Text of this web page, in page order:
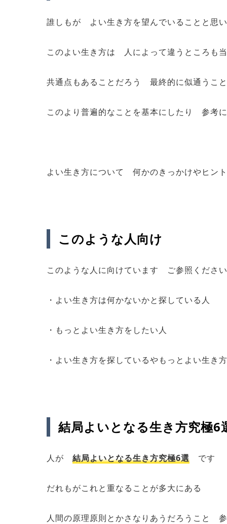
誰しもが よい生き方を望んでいることと思
このよい生き方は 人によって違うところも
共通点もあることだろう 最終的に似通うこ
このより普遍的なことを基本にしたり 参考
よい生き方について 何かのきっかけやヒン
このような人向け
このような人に向けています ご参照ください
・よい生き方は何かないかと探している人
・もっとよい生き方をしたい人
・よい生き方を探しているやもっとよい生
結局よいとなる生き方究極6
人が 結局よいとなる生き方究極6選 です
だれもがこれと重なることが多大にある
人間の原理原則とかさなりあうだろうこと